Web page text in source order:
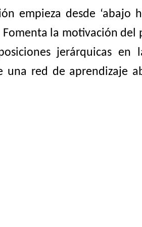
empieza desde ‘abajo
la motivación
jerárquicas en
una red de aprendizaje